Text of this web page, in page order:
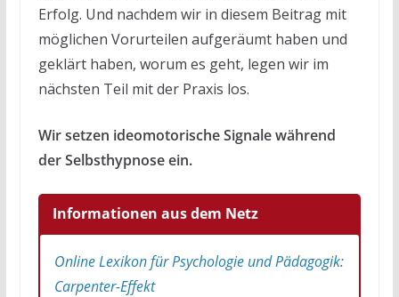
Erfolg. Und nachdem wir in diesem Beitrag mit
möglichen Vorurteilen aufgeräumt haben und
geklärt haben, worum es geht, legen wir im
nächsten Teil mit der Praxis los.
Wir setzen ideomotorische Signale während
der Selbsthypnose ein.
Informationen aus dem Netz
Online Lexikon für Psychologie und Pädagogik:
Carpenter-Effekt